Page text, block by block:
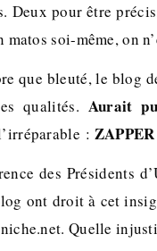
Deux pour être
soi-même, on
que bleuté, le blog
qualités. Aurait pu
:
des Présidents
ont droit à cet
Quelle